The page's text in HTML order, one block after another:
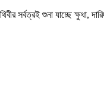
সর্বত্রই শুনা যাচ্ছে ক্ষুধা,